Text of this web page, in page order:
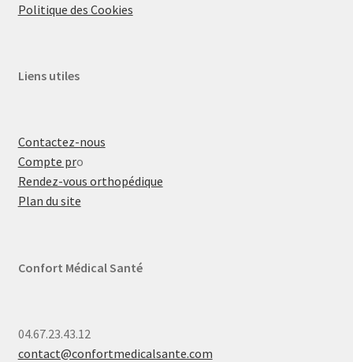
Politique des Cookies
Liens utiles
Contactez-nous
Compte pro
Rendez-vous orthopédique
Plan du site
Confort Médical Santé
04.67.23.43.12
contact@confortmedicalsante.com